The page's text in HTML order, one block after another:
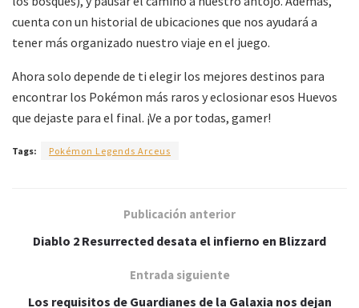
cuenta con un historial de ubicaciones que nos ayudará a
tener más organizado nuestro viaje en el juego.
Ahora solo depende de ti elegir los mejores destinos para
encontrar los Pokémon más raros y eclosionar esos Huevos
que dejaste para el final. ¡Ve a por todas, gamer!
Tags: Pokémon Legends Arceus
Publicación anterior
Diablo 2 Resurrected desata el infierno en Blizzard
Entrada siguiente
Los requisitos de Guardianes de la Galaxia nos dejan